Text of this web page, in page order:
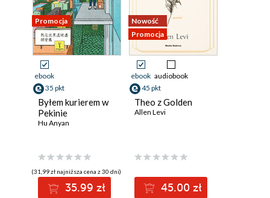
Promocja
ebook
35 pkt
Byłem kurierem w
Pekinie
Hu Anyan
(31,99 zł najniższa cena z 30 dni)
35.99 zł
Nowość
Promocja
ebook audiobook
45 pkt
Theo z Golden
Allen Levi
45.00 zł